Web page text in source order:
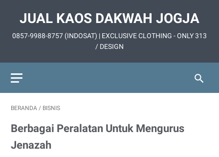
JUAL KAOS DAKWAH JOGJA
0857-9988-8757 (INDOSAT) | EXCLUSIVE CLOTHING - ONLY 313
/ DESIGN
BERANDA / BISNIS
Berbagai Peralatan Untuk Mengurus
Jenazah